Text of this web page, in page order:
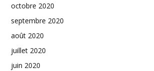
octobre 2020
septembre 2020
août 2020
juillet 2020
juin 2020